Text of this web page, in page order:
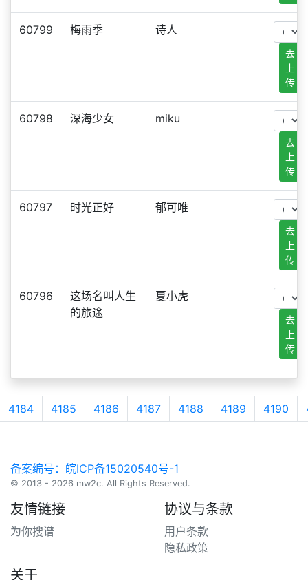
60799 梅雨季 诗人
去
上
传
60798 深海少女 miku
去
上
传
60797 时光正好 郁可唯
去
上
传
60796
这场名叫人生
的旅途
夏小虎
去
上
传
4184 4185 4186 4187 4188 4189 4190
备案编号：皖ICP备15020540号-1
© 2013 - 2026 mw2c. All Rights Reserved.
友情链接
为你搜谱
协议与条款
用户条款
隐私政策
关于